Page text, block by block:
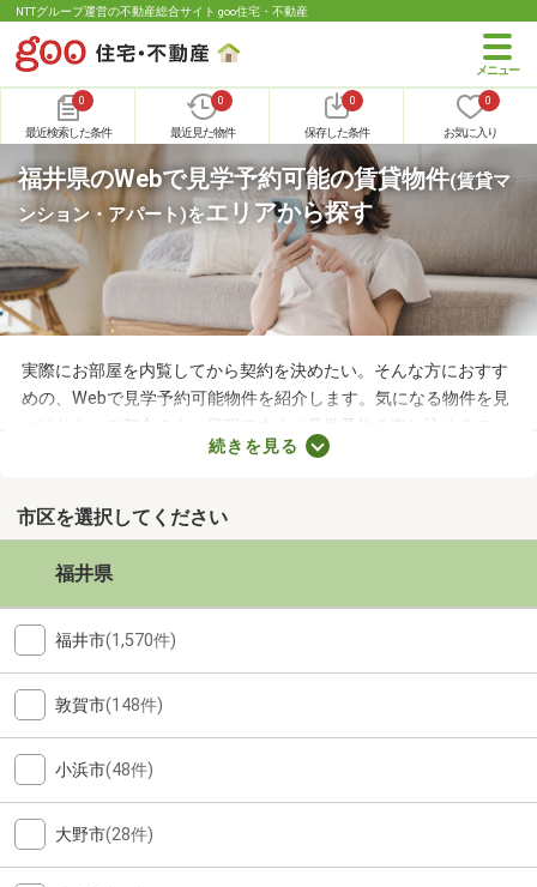
NTTグループ運営の不動産総合サイト goo住宅・不動産
0
最近検索した条件
0
最近見た物件
0
保存した条件
0
お気に入り
福井県のWebで見学予約可能の賃貸物件(賃貸マ
ンション・アパート)をエリアから探す
実際にお部屋を内覧してから契約を決めたい。そんな方におすす
めの、Webで見学予約可能物件を紹介します。気になる物件を見
つけたら、ご都合のよい日程ですぐに見学予約を申し込めるの
で、お部屋探しもスムーズに進みますよ。複数のお部屋を実際に
続きを見る
市区を選択してください
福井県
福井市(1,570件)
敦賀市(148件)
小浜市(48件)
大野市(28件)